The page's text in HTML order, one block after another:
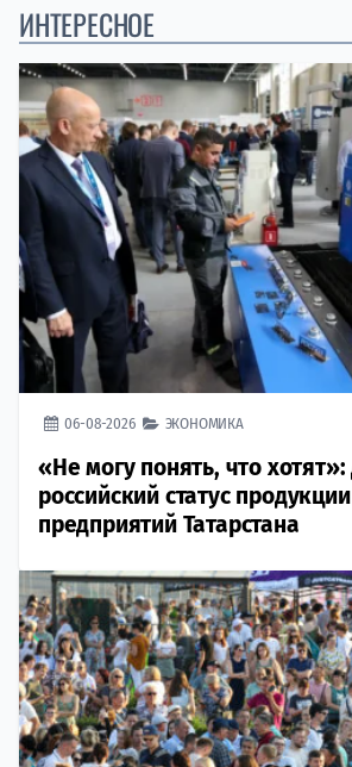
ИНТЕРЕСНОЕ
06-08-2026 ЭКОНОМИКА
«Не могу понять, что хотят»:
российский статус
предприятий Татарстана